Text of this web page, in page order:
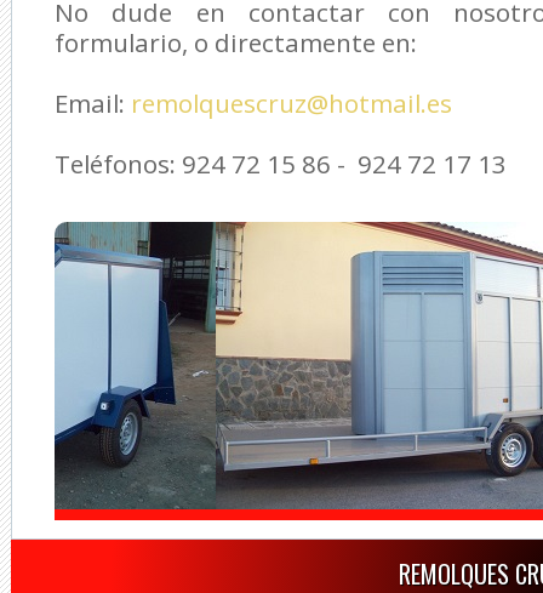
No dude en contactar con
formulario, o directamente en:
Email: remolquescruz@hotmail.es
Teléfonos: 924 72 15 86 - 924 72 17 13
REMOLQUES